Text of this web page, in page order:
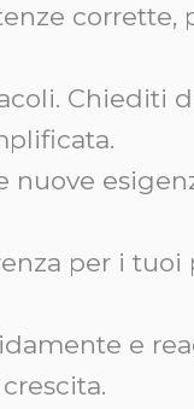
corrette,
Chiediti
nuove
per i
e